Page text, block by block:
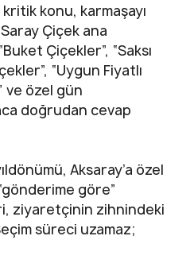
konu, karmaşayı
Çiçek ana
Çiçekler”, “Saksı
“Uygun Fiyatlı
ve özel gün
doğrudan cevap
Aksaray’a özel
göre”
ziyaretçinin zihnindeki
süreci uzamaz;